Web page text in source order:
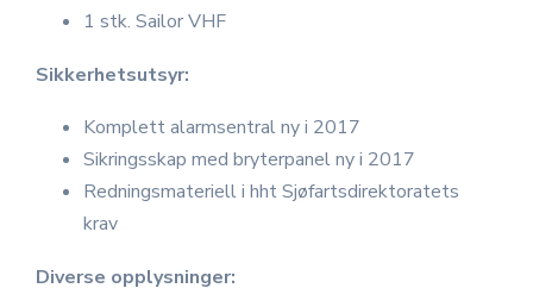
1 stk. Sailor VHF
Sikkerhetsutsyr:
Komplett alarmsentral ny i 2017
Sikringsskap med bryterpanel ny i 2017
Redningsmateriell i hht Sjøfartsdirektoratets
krav
Diverse opplysninger: